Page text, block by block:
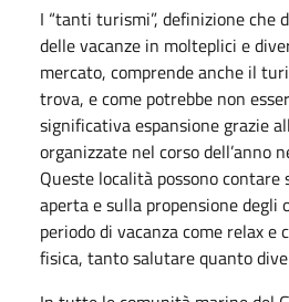
I “tanti turismi”, definizione che
delle vacanze in molteplici e
mercato, comprende anche il
trova, e come potrebbe non
significativa espansione grazie
organizzate nel corso dell’anno
Queste località possono
aperta e sulla propensione degli
periodo di vacanza come relax e
fisica, tanto salutare quanto